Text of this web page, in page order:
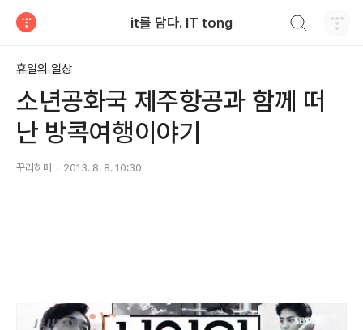
it를 담다. IT tong
휴일의 일상
소년공화국 제주항공과 함께 떠
난 방콕여행이야기
꾸리히메 2013. 8. 8. 10:30